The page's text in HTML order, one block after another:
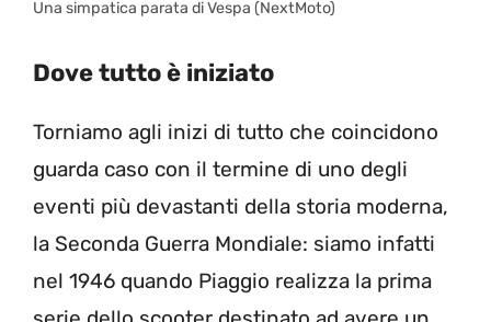
Una simpatica parata di Vespa (NextMoto)
Dove tutto è iniziato
Torniamo agli inizi di tutto che coincidono
guarda caso con il termine di uno degli
eventi più devastanti della storia moderna,
la Seconda Guerra Mondiale: siamo infatti
nel 1946 quando Piaggio realizza la prima